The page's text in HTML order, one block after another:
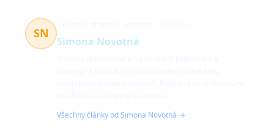
SN
Simona Novotná
Všechny články od Simona Novotná →